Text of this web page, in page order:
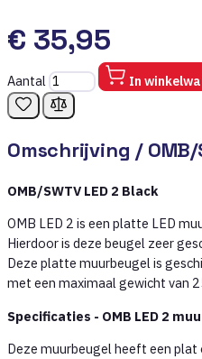
€ 35,95
Aantal In
Omschrijving /
OMB/SWTV LED 2 Black
OMB LED 2 is een platte LED
Hierdoor is deze beugel zeer
Deze platte muurbeugel is
met een maximaal gewicht van
Specificaties - OMB LED 2
Deze muurbeugel heeft een